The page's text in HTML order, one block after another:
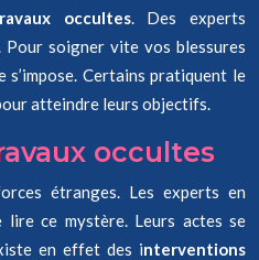
occultes. Des experts
soigner vite vos blessures
s’impose. Certains pratiquent le
atteindre leurs objectifs.
occultes
étranges. Les experts en
lire ce mystère. Leurs actes se
en effet des interventions